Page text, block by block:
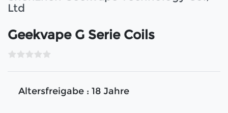
Ltd
Geekvape G Serie Coils
Altersfreigabe : 18 Jahre